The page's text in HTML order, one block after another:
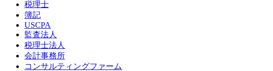
税理士
簿記
USCPA
監査法人
税理士法人
会計事務所
コンサルティングファーム